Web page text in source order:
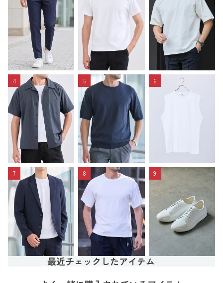
4 5 6
7 8 9
最近チェックしたアイテム